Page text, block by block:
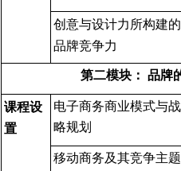
创意与设计力所构建的
品牌竞争力
第二模块： 品牌
课程设
置
电子商务商业模式与战
略规划
移动商务及其竞争主题